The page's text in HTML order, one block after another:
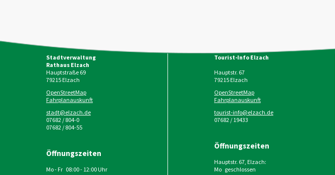
Stadtverwaltung
Rathaus Elzach
Hauptstraße 69
79215Elzach
OpenStreetMap
Fahrplanauskunft
stadt@elzach.de
07682 / 804-0
07682 / 804-55
Öffnungszeiten
Mo - Fr 08:00 - 12:00 Uhr
Tourist-Info Elzach
Hauptstr. 67
79215Elzach
OpenStreetMap
Fahrplanauskunft
tourist-info@elzach.de
07682 / 19433
Öffnungszeiten
Hauptstr. 67, Elzach:
Mo geschlossen